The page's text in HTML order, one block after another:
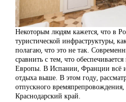
Некоторым людям кажется, что в
туристической инфраструктуры,
полагаю, что это не так.
сравнить с тем, что
Европы. В Испании, Франции всё
отдыха выше. В этом году,
отпускного
Краснодарский край.